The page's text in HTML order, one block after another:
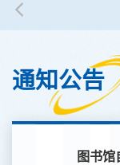
通知公告
图书